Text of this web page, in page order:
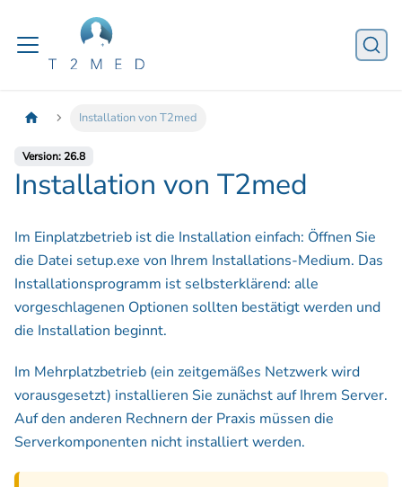
Installation von T2med
Version: 26.8
Installation von T2med
Im Einplatzbetrieb ist die Installation einfach: Öffnen Sie
die Datei setup.exe von Ihrem Installations-Medium. Das
Installationsprogramm ist selbsterklärend: alle
vorgeschlagenen Optionen sollten bestätigt werden und
die Installation beginnt.
Im Mehrplatzbetrieb (ein zeitgemäßes Netzwerk wird
vorausgesetzt) installieren Sie zunächst auf Ihrem Server.
Auf den anderen Rechnern der Praxis müssen die
Serverkomponenten nicht installiert werden.